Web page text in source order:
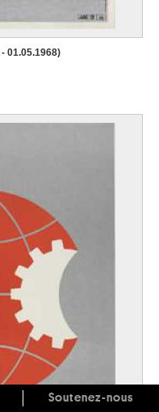
01.05.1968)
Soutenez-nous